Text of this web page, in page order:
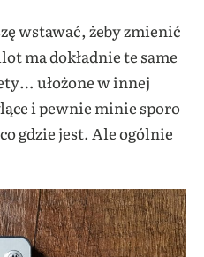
wstawać, żeby zmienić
ma dokładnie te same
ułożone w innej
i pewnie minie sporo
gdzie jest. Ale ogólnie